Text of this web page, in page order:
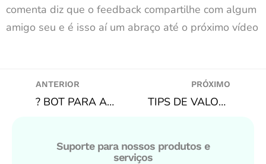
comenta diz que o feedback compartilhe com algum
amigo seu e é isso aí um abraço até o próximo vídeo
ANTERIOR
? BOT PARA APOSTAR NO OVER LIMITE COM FAVORITO PERDENDO!!! BF BOT MANAGER, AUTOMAÇÃO NA BETFAIR!
PRÓXIMO
TIPS DE VALOR PARA SEGUNDA 07/02/2022 – MODELO 100% ESTATÍSTICO BUSCANDO ODDS +EV
Suporte para nossos produtos e
serviços